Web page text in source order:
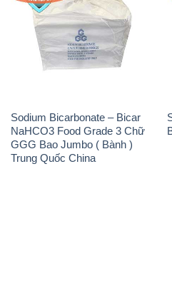
Sodium Bicarbonate – Bicar
NaHCO3 Food Grade 3 Chữ
GGG Bao Jumbo ( Bành )
Trung Quốc China